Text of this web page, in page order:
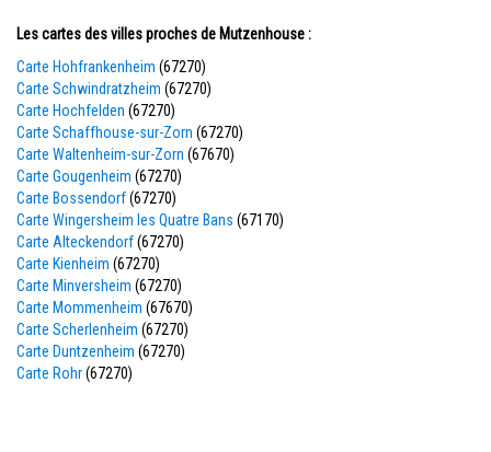
Les cartes des villes proches de Mutzenhouse :
Carte Hohfrankenheim (67270)
Carte Schwindratzheim (67270)
Carte Hochfelden (67270)
Carte Schaffhouse-sur-Zorn (67270)
Carte Waltenheim-sur-Zorn (67670)
Carte Gougenheim (67270)
Carte Bossendorf(67270)
Carte Wingersheim les Quatre Bans (67170)
Carte Alteckendorf(67270)
Carte Kienheim (67270)
Carte Minversheim (67270)
Carte Mommenheim (67670)
Carte Scherlenheim (67270)
Carte Duntzenheim (67270)
Carte Rohr(67270)